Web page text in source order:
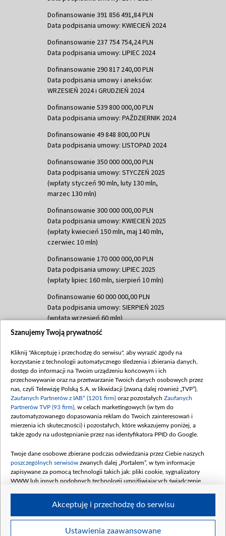
Dofinansowanie 391 856 491,84 PLN
Data podpisania umowy: KWIECIEŃ 2024
Dofinansowanie 237 754 754,24 PLN
Data podpisania umowy: LIPIEC 2024
Dofinansowanie 290 817 240,00 PLN
Data podpisania umowy i aneksów:
WRZESIEŃ 2024 i GRUDZIEŃ 2024
Dofinansowanie 539 800 000,00 PLN
Data podpisania umowy: PAŹDZIERNIK 2024
Dofinansowanie 49 848 800,00 PLN
Data podpisania umowy: LISTOPAD 2024
Dofinansowanie 350 000 000,00 PLN
Data podpisania umowy: STYCZEŃ 2025
(wpłaty styczeń 90 mln, luty 130 mln,
marzec 130 mln)
Dofinansowanie 300 000 000,00 PLN
Data podpisania umowy: KWIECIEŃ 2025
(wpłaty kwiecień 150 mln, maj 140 mln,
czerwiec 10 mln)
Dofinansowanie 170 000 000,00 PLN
Data podpisania umowy: LIPIEC 2025
(wpłaty lipiec 160 mln, sierpień 10 mln)
Dofinansowanie 60 000 000,00 PLN
Data podpisania umowy: SIERPIEŃ 2025
(wpłata wrzesień 60 mln)
Dofinansowanie 635 783 051,21 PLN
(wpłata wrzesień 100 mln, październik 350
mln, listopad 265 mln)
Dofinansowanie 48 862 000,00 PLN
Data podpisania umowy: GRUDZIEŃ 2025
(wpłata grudzień 60,548 mln)
Dofinansowanie 900 000 000,00 PLN
Data podpisania umowy: LUTY 2026 (wpłata
kwiecień 180 mln, 7 maja 180 mln, 8
czerwca 90 mln)
Dofinansowanie 250 000 000,00 PLN
4 sierpnia 250 mln
Szanujemy Twoją prywatność
Kliknij "Akceptuję i przechodzę do serwisu", aby wyrazić zgody na
korzystanie z technologii automatycznego śledzenia i zbierania danych,
dostęp do informacji na Twoim urządzeniu końcowym i ich
przechowywanie oraz na przetwarzanie Twoich danych osobowych przez
nas, czyli Telewizję Polską S.A. w likwidacji (zwaną dalej również „TVP”),
Zaufanych Partnerów z IAB* (1201 firm) oraz pozostałych Zaufanych
Partnerów TVP (93 firm) , w celach marketingowych (w tym do
zautomatyzowanego dopasowania reklam do Twoich zainteresowań i
mierzenia ich skuteczności) i pozostałych, które wskazujemy poniżej, a
także zgody na udostępnianie przez nas identyfikatora PPID do Google.
Twoje dane osobowe zbierane podczas odwiedzania przez Ciebie naszych
poszczególnych serwisów zwanych dalej „Portalem”, w tym informacje
zapisywane za pomocą technologii takich jak: pliki cookie, sygnalizatory
WWW lub innych podobnych technologii umożliwiających świadczenie
Twoje dane osobowe zbierane podczas odwiedzania przez Ciebie
Ustawienia zaawansowane
Akceptuję i przechodzę do serwisu